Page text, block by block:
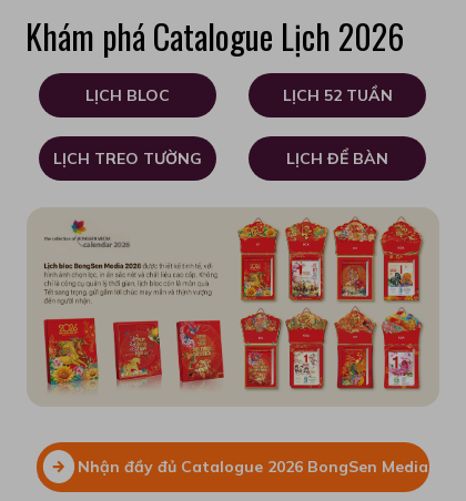
Khám phá Catalogue Lịch 2026
Nhận đầy đủ Catalogue 2026 BongSen Media
LỊCH BLOC LỊCH 52 TUẦN
LỊCH TREO TƯỜNG LỊCH ĐỂ BÀN